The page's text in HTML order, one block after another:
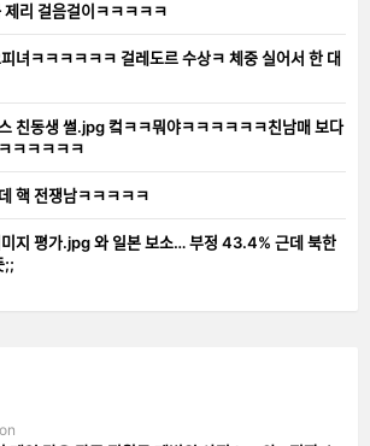
제리 걸음걸이ㅋㅋㅋㅋㅋ
오피녀ㅋㅋㅋㅋㅋㅋ 걸레도르 수상ㅋ 체중 실어서 한 대
친동생 썰.jpg 컼ㅋㅋ뭐야ㅋㅋㅋㅋㅋㅋ친남매 보다
ㅋㅋㅋㅋㅋㅋㅋ
핵 전쟁남ㅋㅋㅋㅋㅋ
이미지 평가.jpg 와 일본 보소… 부정 43.4% 근데 북한